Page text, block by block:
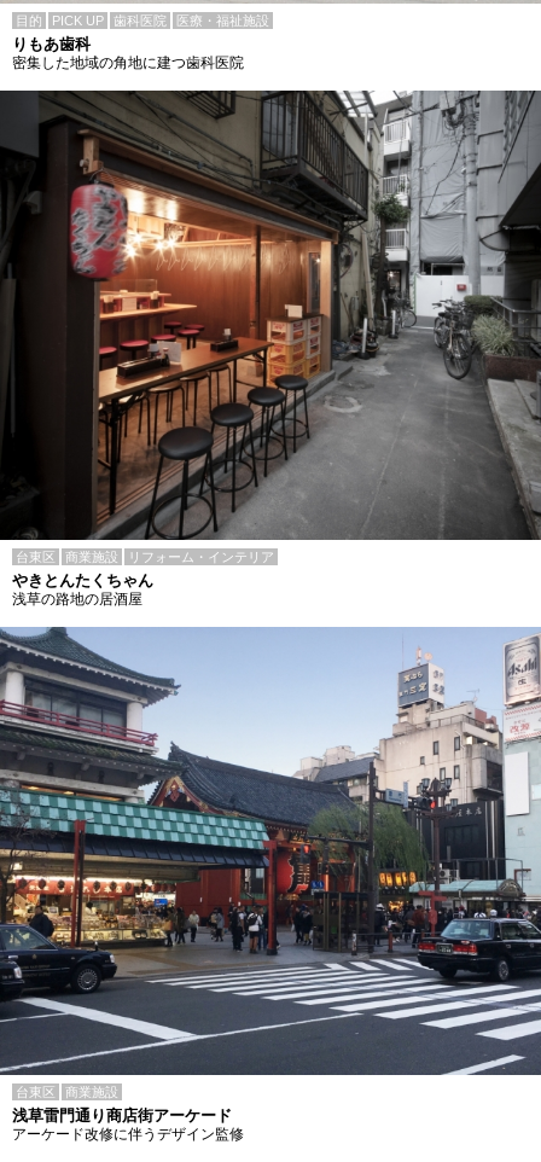
目的 PICK UP 歯科医院 医療・福祉施設
りもあ歯科
密集した地域の角地に建つ歯科医院
台東区 商業施設 リフォーム・インテリア
やきとんたくちゃん
浅草の路地の居酒屋
台東区 商業施設
浅草雷門通り商店街アーケード
アーケード改修に伴うデザイン監修